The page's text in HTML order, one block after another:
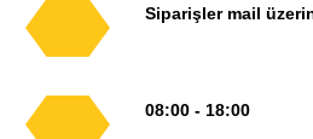
Siparişler mail
08:00 - 18:00